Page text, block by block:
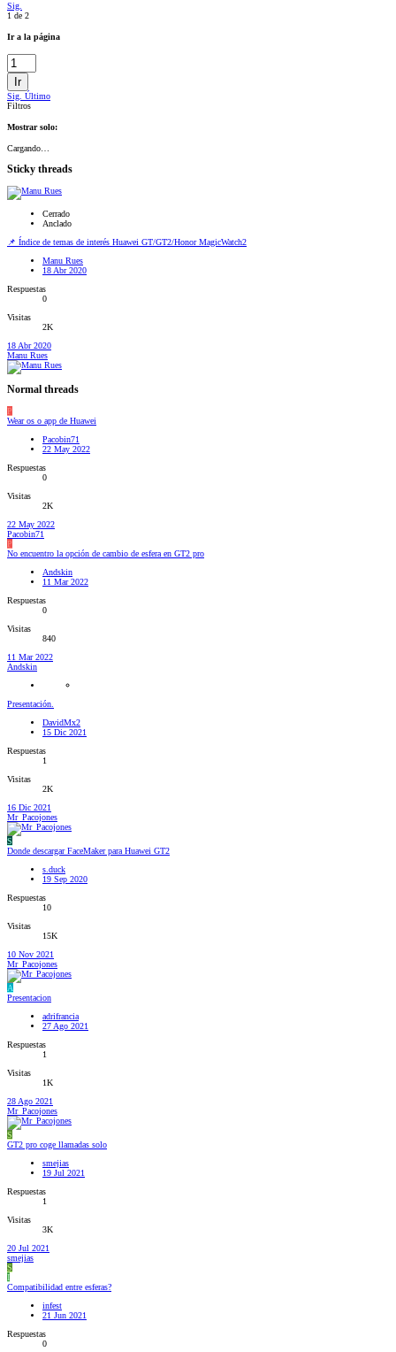
Sig.
1 de 2
Ir a la página
Ir
Sig. Último
Filtros
Mostrar solo:
Cargando…
Sticky threads
Cerrado
Anclado
📌 Índice de temas de interés Huawei GT/GT2/Honor MagicWatch2
Manu Rues
18 Abr 2020
Respuestas
0
Visitas
2K
18 Abr 2020
Manu Rues
Normal threads
P
Wear os o app de Huawei
Pacobin71
22 May 2022
Respuestas
0
Visitas
2K
22 May 2022
Pacobin71
P
No encuentro la opción de cambio de esfera en GT2 pro
Andskin
11 Mar 2022
Respuestas
0
Visitas
840
11 Mar 2022
Andskin
Presentación.
DavidMx2
15 Dic 2021
Respuestas
1
Visitas
2K
16 Dic 2021
Mr_Pacojones
S
Donde descargar FaceMaker para Huawei GT2
s.duck
19 Sep 2020
Respuestas
10
Visitas
15K
10 Nov 2021
Mr_Pacojones
A
Presentacion
adrifrancia
27 Ago 2021
Respuestas
1
Visitas
1K
28 Ago 2021
Mr_Pacojones
S
GT2 pro coge llamadas solo
smejias
19 Jul 2021
Respuestas
1
Visitas
3K
20 Jul 2021
smejias
S
I
Compatibilidad entre esferas?
infest
21 Jun 2021
Respuestas
0